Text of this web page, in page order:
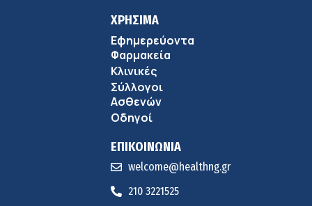
ΧΡΗΣΙΜΑ
Εφημερεύοντα
Φαρμακεία
Κλινικές
Σύλλογοι
Ασθενών
Οδηγοί
ΕΠΙΚΟΙΝΩΝΙΑ
welcome@healthng.gr
210 3221525